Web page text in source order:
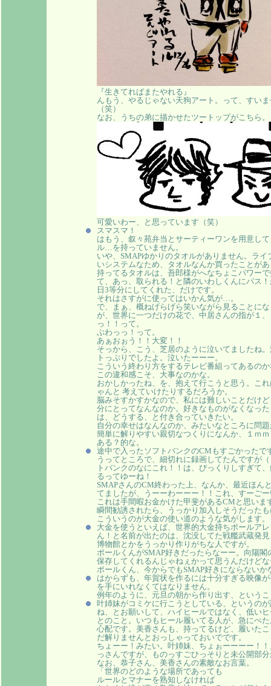
『生きてればまたやれる』
んもう、やるじゃない天狗アート。って、すい
（笑）
なお、うちの弟に描かせたツートップがこちら。
可愛いわー、と思っています（笑）
スマスマ！
はもう、叙々苑弁当とサーティーワンを用意し
ル…を持っていません。
いや、SMAPゆかりのタオルがありません。ラ
いシステムなため、タオルなんか買ったことが
持ってるタオルは、吾郎様がへなちょこパワー
て、あっ、取られる！と隣のいわしくんにパス
日3等分にしてくれた、だけです。
それはさすがに使ってはいかん気が…。
で、まぁ、概ねげらげら笑いながら見ることに
が、世界に一つだけの花で、中居さんの指が１
っ！！って。
ぶわっっ！って。
あぁおぉう！！大変！！
そっから、こう、芝居のように泣いてましたね
トっぷりでしたよ。泣いたーーー。
こういう終わり方をするテレビ番組ってあるの
この違和感こそ、大事なのかな。
おかしかったね、を、抱えて行こうと思う。こ
ゃんと 考えていけたりするだろうか。
脳みそすかすかなので、私には難しいことだけ
分にとってなんなのか。好きなものがなくなっ
は、どうする、と付き合っていきたい。
自分の幸せはなんなのか、みたいなところに問
簡単に解りやすい親切なつくりになんか、１ｍ
ある？的な。
途中で入ったソフトバンクのCMもすごかったで
うってところで、細切れに録画してたんですが
トバンクのなにこれ！！は、びっくりしすぎて
るってゆーね！
SMAPさんのCM終わった上、なんか、最近ほ
てましたが、うーーわーーー！！これ、すーご
これは手間暇お金かけた甲斐があるCMと思い
瞬間勧誘されたら、うっかり加入しそうだった
こういうのが大金の使い道のような気がします。
大金を使うといえば、世界的大金持ちポールア
ん！と名前が出たのは、沈没してた戦艦武蔵発
博物館とかをうっかり作りがちな人ですが。
ポールくんがSMAP好きだったらなーー。向陽
保存してくれるんじゃねぇかって思うんだけど
ポールくん、今からでもSMAP好きにならないか
はからずも、年賀状を作るには十分すぎる映像
を手にいれなくてはなりません。
例年のように、元旦の朝から作り出す、とい
叶姉妹がコミケに行こうとしている、というの
ね、とお願いして、ハイヒールではなく、低い
とのこと。いつもヒール履いてる人が、急にぺ
心配です。美香さんも、持ってるけど、履いた
だ解りませんとおっしゃっておいでです。
ちょーー！みたい。叶姉妹、ちょぉーーーー！
っさんですが、ものっすごひっそりと未公開部
なお、恭子さん、美香さんの素敵なお言葉。
「世界のどのような場所であっても
ルールとマナーを熟知しなければ